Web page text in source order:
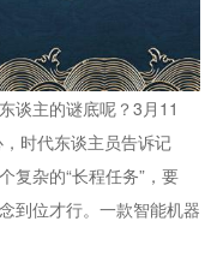
谈主的谜底呢？3月11
时代东谈主员告诉记
复杂的“长程任务”，要
到位才行。一款智能机器